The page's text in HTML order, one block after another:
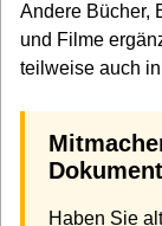
Andere Bücher,
und Filme
teilweise auch
Haben Sie